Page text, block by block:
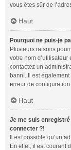
vous êtes sûr de
Haut
Pourquoi ne puis-je
Plusieurs raisons
votre nom d’utilisateur
contactez un
banni. Il est
erreur de configuration
Haut
Je me suis
connecter ?!
Il est possible qu’un
En effet, il est courant